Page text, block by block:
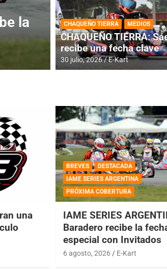
la
DESTACADA INFORME CENTRAL
RMC BUENOS
histórica en
4 agosto, 2026 E-Kart
CHAQUEÑO TIERRA MEDIOS
CHAQUEÑO TIERRA:
recibe una fecha clave
30 julio, 2026 E-Kart
una
BREVES
DESTACADA
IAME SERIES ARGENTINA
PRÓXIMA COBERTURA
IAME SERIES
Baradero recibe la
especial con Invitados
6 agosto, 2026 E-Kart